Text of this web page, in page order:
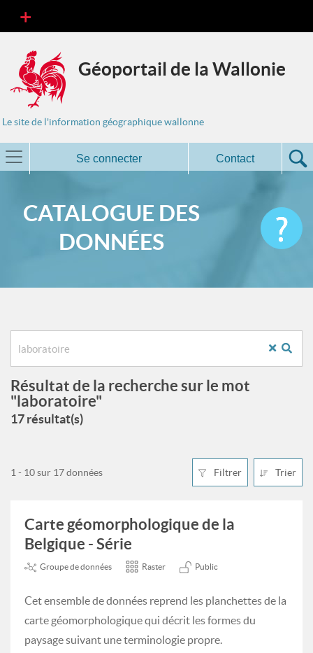
Géoportail de la Wallonie
Le site de l'information géographique wallonne
Se connecter Contact
CATALOGUE DES
DONNÉES
Résultat de la recherche sur le mot
"laboratoire"
17 résultat(s)
Filtrer Trier
1 - 10 sur 17 données
Carte géomorphologique de la
Belgique - Série
Groupe de données Raster Public
Cet ensemble de données reprend les planchettes de la
carte géomorphologique qui décrit les formes du
paysage suivant une terminologie propre.